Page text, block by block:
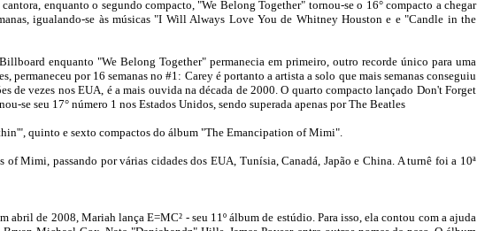
enquanto o segundo compacto, "We Belong Together" tornou-se o 16° compacto a chegar
igualando-se às músicas "I Will Always Love You de Whitney Houston e e "Candle in the
enquanto "We Belong Together" permanecia em primeiro, outro recorde único para uma
por 16 semanas no #1: Carey é portanto a artista a solo que mais semanas conseguiu
de vezes nos EUA, é a mais ouvida na década de 2000. O quarto compacto lançado Don't Forget
se seu 17° número 1 nos Estados Unidos, sendo superada apenas por The Beatles
quinto e sexto compactos do álbum "The Emancipation of Mimi".
Mimi, passando por várias cidades dos EUA, Tunísia, Canadá, Japão e China. A turnê foi a 10ª
de 2008, Mariah lança E=MC² - seu 11º álbum de estúdio. Para isso, ela contou com a ajuda